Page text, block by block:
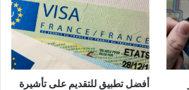
أفضل تطبيق للتقديم على تأشيرة